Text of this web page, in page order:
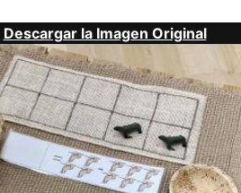
Descargar la Imagen Original